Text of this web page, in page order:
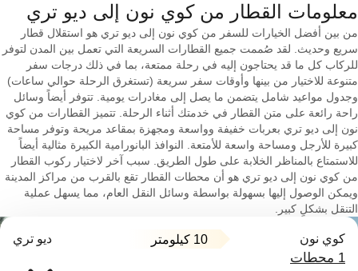
معلومات القطار من ‎كوي نون إلى ‎ديو تري
من بين أفضل الخيارات للسفر من كوي نون إلى ديو تري هو استقلال قطار
سريع وحديث. لقد صُممت جميع القطارات السريعة التي تعمل بين المدن لتوفر
للركاب كل ما قد يحتاجون إليه في رحلة ممتعة، بما في ذلك درجات سفر
متنوعة للاختيار من بينها وأوقات سفر سريعة (تستغرق الرحلة حوالي ساعات)
وجدول مواعيد شامل يتضمن ما يصل إلى مغادرات يومية. تتوفر أيضاً وسائل
راحة رائعة على متن القطار في خدمتك أثناء الرحلة. تتميز القطارات من كوي
نون إلى ديو تري بعربات خفيفة وواسعة ومجهزة بمقاعد مريحة وتوفر مساحة
كبيرة للأرجل ومساحة واسعة للأمتعة. النوافذ البانورامية الكبيرة مثالية أيضاً
للاستمتاع بالمناظر الخلابة على طول الطريق. سبب آخر لاختيار ركوب القطار
من كوي نون إلى ديو تري هو أن محطات القطار تقع بالقرب من مراكز المدينة
ويمكن الوصول إليها بسهولة بواسطة وسائل النقل العام، مما يسهل عملية
التنقل بشكلٍ كبير.
كوي نون 10 كيلومتر ديو تري
1 محطات